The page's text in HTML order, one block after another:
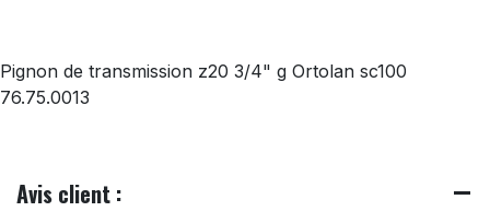
Pignon de transmission z20 3/4" g Ortolan sc100
76.75.0013
Avis client :